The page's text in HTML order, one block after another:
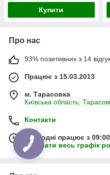
Купити
Про нас
93% позитивних з 14
Працює з 15.03.2013
м. Тарасовка
Київська область,
Контакти
Сьогодні працює з
Показати весь графік